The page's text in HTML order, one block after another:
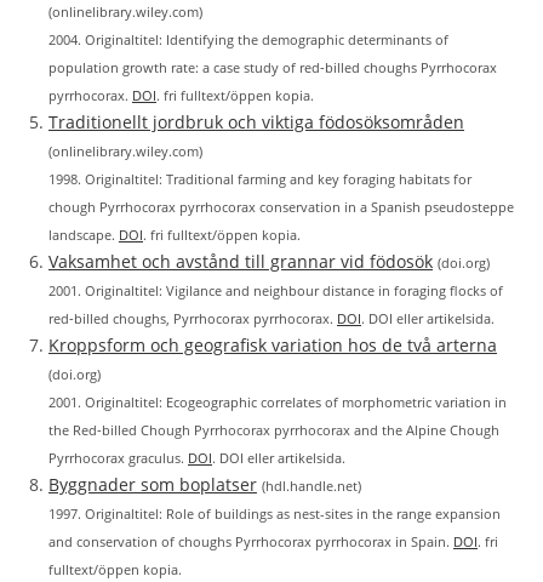
(onlinelibrary.wiley.com)
2004. Originaltitel: Identifying the demographic determinants of
population growth rate: a case study of red‐billed choughs Pyrrhocorax
pyrrhocorax. DOI. fri fulltext/öppen kopia.
Traditionellt jordbruk och viktiga födosöksområden
(onlinelibrary.wiley.com)
1998. Originaltitel: Traditional farming and key foraging habitats for
chough Pyrrhocorax pyrrhocorax conservation in a Spanish pseudosteppe
landscape. DOI. fri fulltext/öppen kopia.
Vaksamhet och avstånd till grannar vid födosök (doi.org)
2001. Originaltitel: Vigilance and neighbour distance in foraging flocks of
red‐billed choughs, Pyrrhocorax pyrrhocorax. DOI. DOI eller artikelsida.
Kroppsform och geografisk variation hos de två arterna
(doi.org)
2001. Originaltitel: Ecogeographic correlates of morphometric variation in
the Red‐billed Chough Pyrrhocorax pyrrhocorax and the Alpine Chough
Pyrrhocorax graculus. DOI. DOI eller artikelsida.
Byggnader som boplatser (hdl.handle.net)
1997. Originaltitel: Role of buildings as nest-sites in the range expansion
and conservation of choughs Pyrrhocorax pyrrhocorax in Spain. DOI. fri
fulltext/öppen kopia.